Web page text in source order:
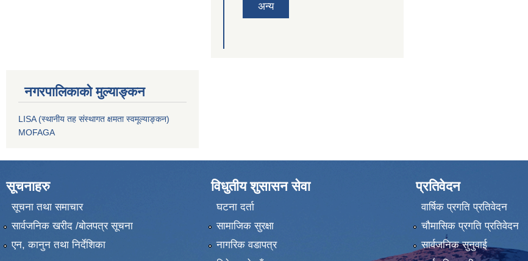
अन्य
नगरपालिकाको मुल्याङ्कन
LISA (स्थानीय तह संस्थागत क्षमता स्वमूल्याङ्कन)
MOFAGA
सूचनाहरु
सूचना तथा समाचार
सार्वजनिक खरीद /बोलपत्र सूचना
एन, कानुन तथा निर्देशिका
विधुतीय शुसासन सेवा
घटना दर्ता
सामाजिक सुरक्षा
नागरिक वडापत्र
प्रतिवेदन
वार्षिक प्रगति प्रतिवेदन
चौमासिक प्रगति प्रतिवेदन
सार्वजनिक सुनुवाई